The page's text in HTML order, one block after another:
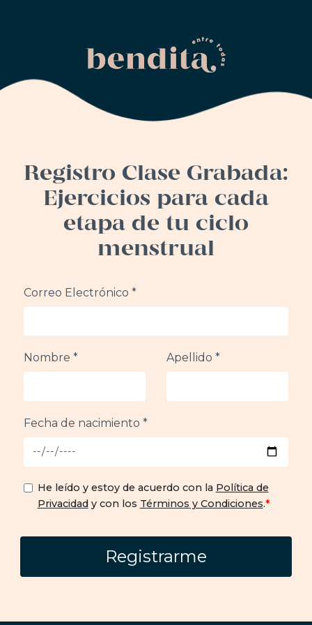
Registro Clase Grabada:
Ejercicios para cada
etapa de tu ciclo
menstrual
Correo Electrónico *
Nombre * Apellido *
Fecha de nacimiento *
He leído y estoy de acuerdo con la Política de
Privacidad y con los Términos y Condiciones.*
Registrarme